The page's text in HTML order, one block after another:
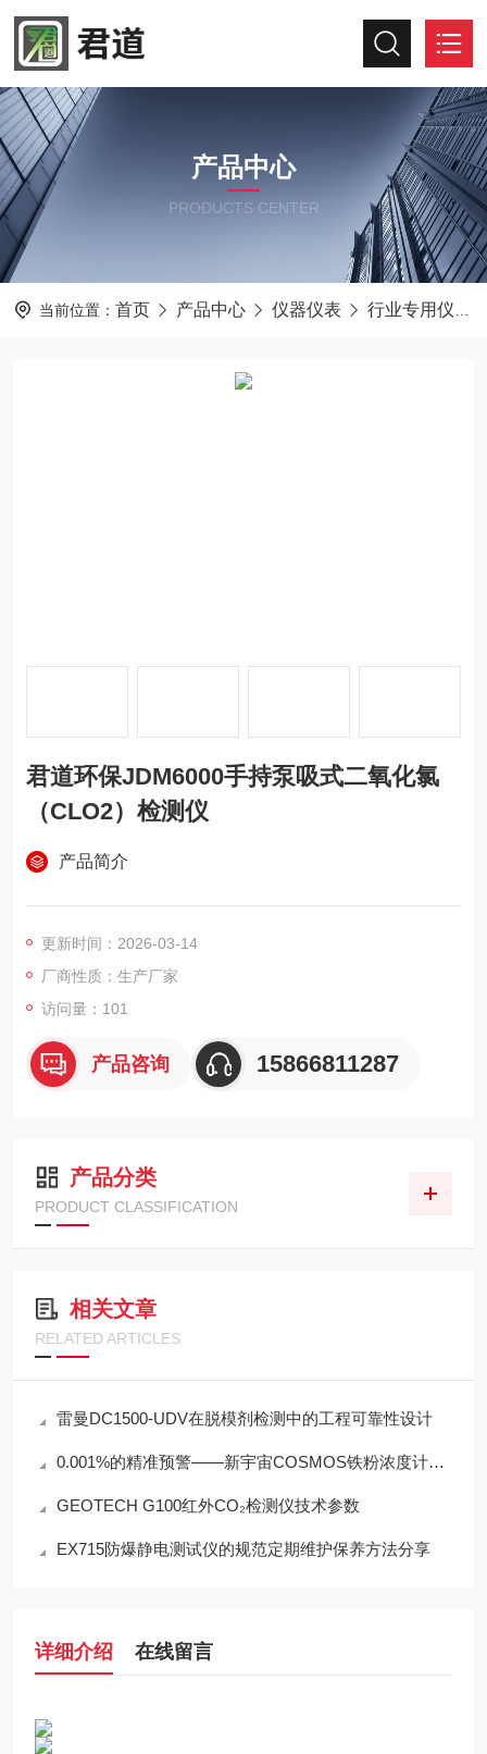
产品中心
PRODUCTS CENTER
当前位置： 首页 产品中心 仪器仪表 行业专用仪器仪表
君道环保JDM6000手持泵吸式二氧化氯
（CLO2）检测仪
产品简介
更新时间：2026-03-14
厂商性质：生产厂家
访问量：101
产品咨询 15866811287
产品分类
PRODUCT CLASSIFICATION
相关文章
RELATED ARTICLES
雷曼DC1500-UDV在脱模剂检测中的工程可靠性设计
0.001%的精准预警——新宇宙COSMOS铁粉浓度计SDM-72守护齿轮箱健康
GEOTECH G100红外CO₂检测仪技术参数
EX715防爆静电测试仪的规范定期维护保养方法分享
详细介绍 在线留言